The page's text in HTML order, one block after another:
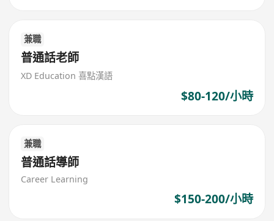
兼職
普通話老師
XD Education 喜點漢語
$80-120/小時
兼職
普通話導師
Career Learning
$150-200/小時